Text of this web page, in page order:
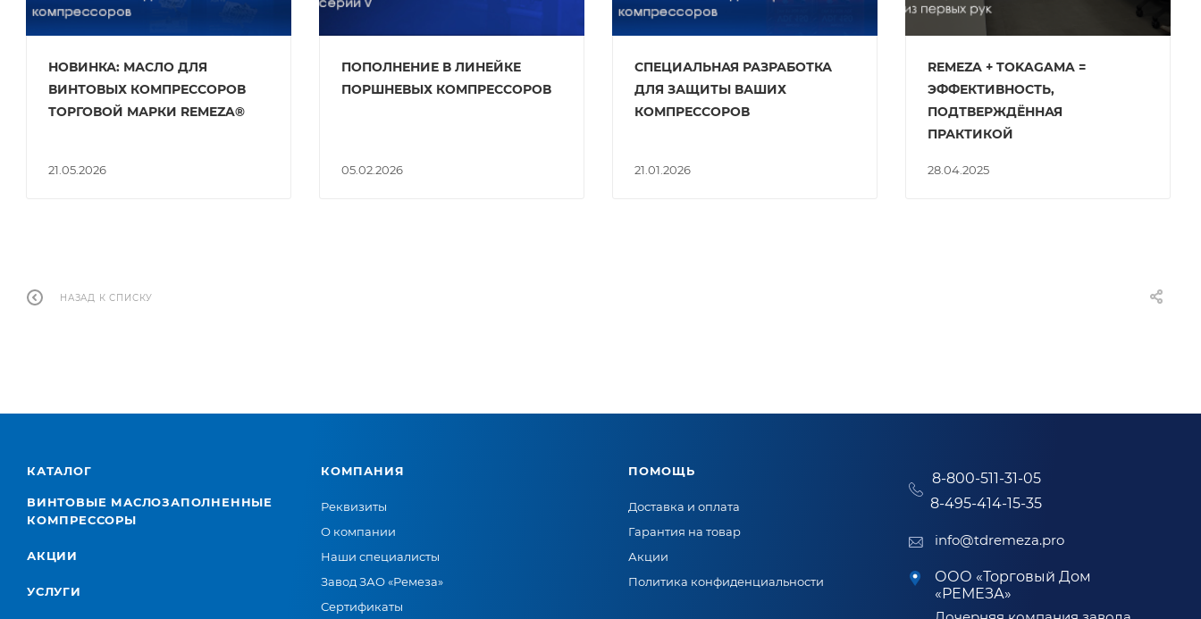
21.05.2026
НОВИНКА: МАСЛО ДЛЯ
ВИНТОВЫХ КОМПРЕССОРОВ
ТОРГОВОЙ МАРКИ REMEZA®
05.02.2026
ПОПОЛНЕНИЕ В ЛИНЕЙКЕ
ПОРШНЕВЫХ КОМПРЕССОРОВ
21.01.2026
СПЕЦИАЛЬНАЯ РАЗРАБОТКА
ДЛЯ ЗАЩИТЫ ВАШИХ
КОМПРЕССОРОВ
28.04.2025
REMEZA + TOKAGAMA =
ЭФФЕКТИВНОСТЬ,
ПОДТВЕРЖДЁННАЯ
ПРАКТИКОЙ
НАЗАД К СПИСКУ
КАТАЛОГ
ВИНТОВЫЕ МАСЛОЗАПОЛНЕННЫЕ
КОМПРЕССОРЫ
АКЦИИ
УСЛУГИ
КОМПАНИЯ
Реквизиты
О компании
Наши специалисты
Завод ЗАО «Ремеза»
Сертификаты
ПОМОЩЬ
Доставка и оплата
Гарантия на товар
Акции
Политика конфиденциальности
8-800-511-31-05
8-495-414-15-35
info@tdremeza.pro
ООО «Торговый Дом
«РЕМЕЗА»